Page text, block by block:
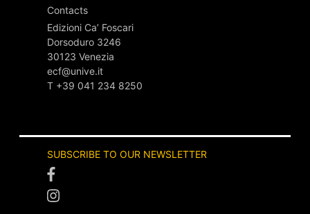
Contacts
Edizioni Ca’ Foscari
Dorsoduro 3246
30123 Venezia
ecf@unive.it
T +39 041 234 8250
SUBSCRIBE TO OUR NEWSLETTER